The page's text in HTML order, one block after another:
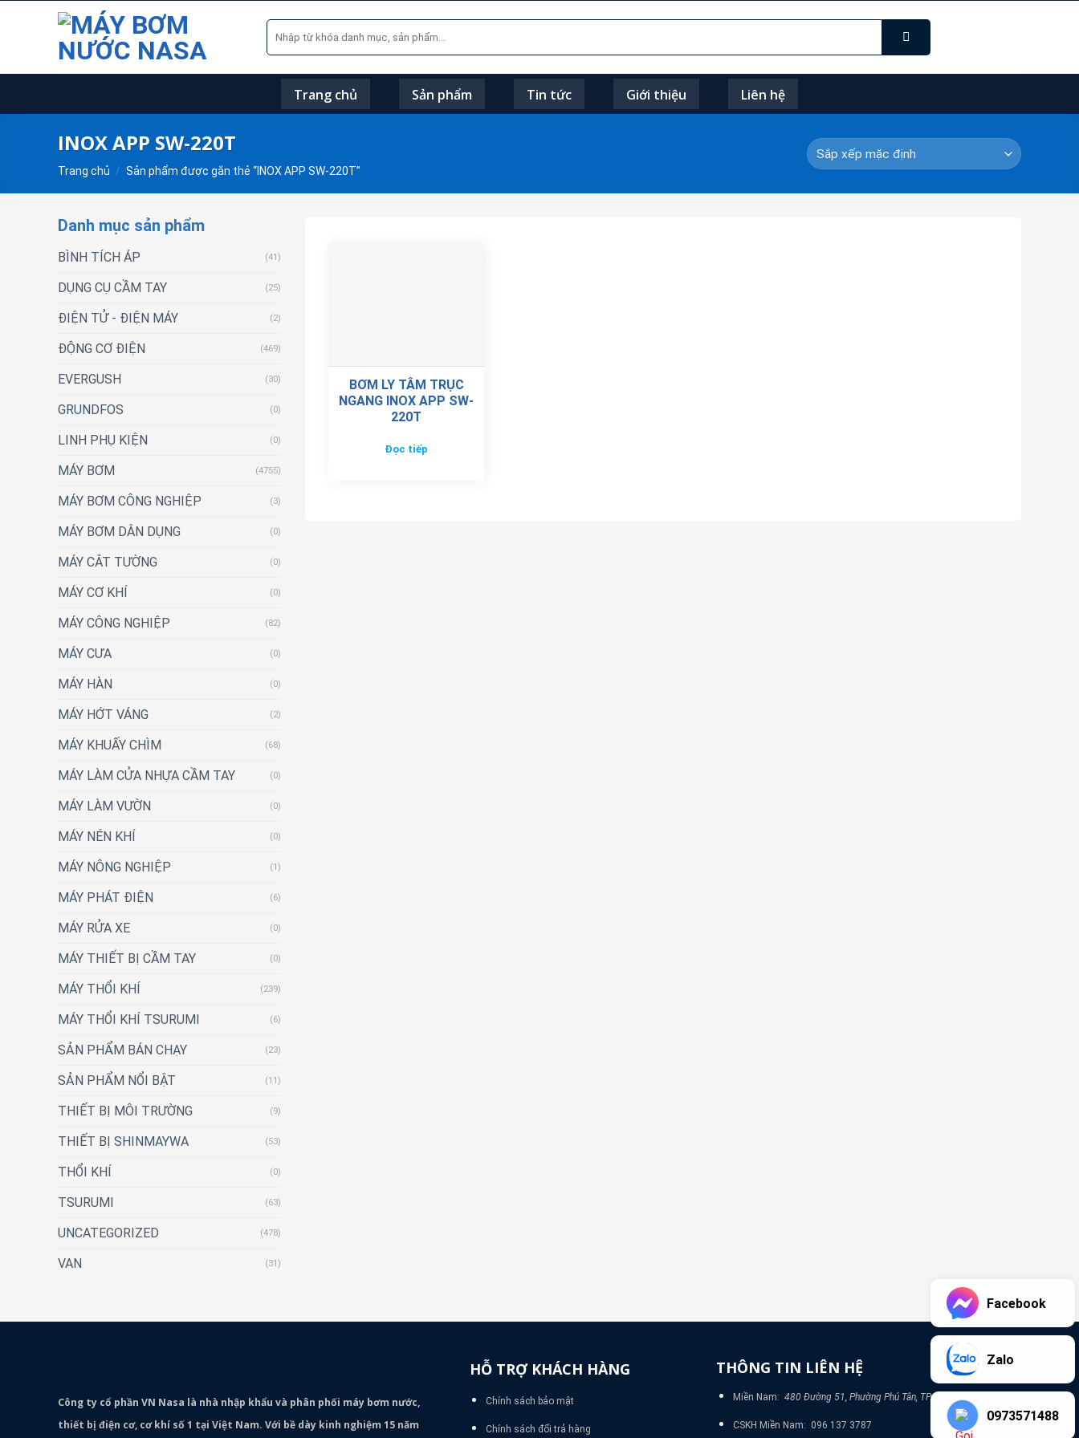
Tìm
kiếm:
Trang chủ Sản phẩm Tin tức Giới thiệu Liên hệ
INOX APP SW-220T
Trang chủ / Sản phẩm được gắn thẻ “INOX APP SW-220T”
Danh mục sản phẩm
BÌNH TÍCH ÁP (41)
DỤNG CỤ CẦM TAY (25)
ĐIỆN TỬ - ĐIỆN MÁY (2)
ĐỘNG CƠ ĐIỆN (469)
EVERGUSH (30)
GRUNDFOS (0)
LINH PHỤ KIỆN (0)
MÁY BƠM (4755)
MÁY BƠM CÔNG NGHIỆP (3)
MÁY BƠM DÂN DỤNG (0)
MÁY CẮT TƯỜNG (0)
MÁY CƠ KHÍ (0)
MÁY CÔNG NGHIỆP (82)
MÁY CƯA (0)
MÁY HÀN (0)
MÁY HỚT VÁNG (2)
MÁY KHUẤY CHÌM (68)
MÁY LÀM CỬA NHỰA CẦM TAY (0)
MÁY LÀM VƯỜN (0)
MÁY NÉN KHÍ (0)
MÁY NÔNG NGHIỆP (1)
MÁY PHÁT ĐIỆN (6)
MÁY RỬA XE (0)
MÁY THIẾT BỊ CẦM TAY (0)
MÁY THỔI KHÍ (239)
MÁY THỔI KHÍ TSURUMI (6)
SẢN PHẨM BÁN CHẠY (23)
SẢN PHẨM NỔI BẬT (11)
THIẾT BỊ MÔI TRƯỜNG (9)
THIẾT BỊ SHINMAYWA (53)
THỔI KHÍ (0)
TSURUMI (63)
UNCATEGORIZED (478)
VAN (31)
BƠM LY TÂM TRỤC
NGANG INOX APP SW-
220T
Đọc tiếp
Công ty cổ phần VN Nasa là nhà nhập khẩu và phân phối máy bơm nước,
thiết bị điện cơ, cơ khí số 1 tại Việt Nam. Với bề dày kinh nghiệm 15 năm
HỖ TRỢ KHÁCH HÀNG
Chính sách bảo mật
Chính sách đổi trả hàng
THÔNG TIN LIÊN HỆ
Miền Nam: 480 Đường 51, Phường Phú Tân, TP Bình Dương
CSKH Miền Nam: 096 137 3787
Facebook
Zalo
0973571488